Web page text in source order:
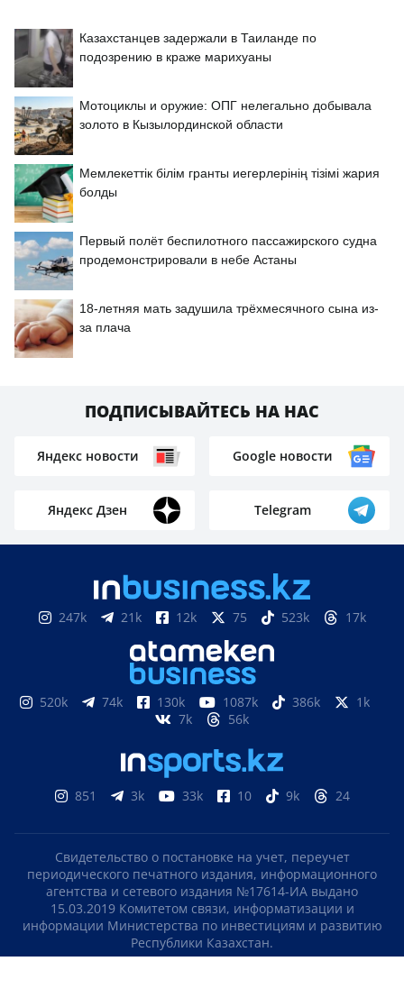
Казахстанцев задержали в Таиланде по
подозрению в краже марихуаны
Мотоциклы и оружие: ОПГ нелегально добывала
золото в Кызылординской области
Мемлекеттік білім гранты иегерлерінің тізімі жария
болды
Первый полёт беспилотного пассажирского судна
продемонстрировали в небе Астаны
18-летняя мать задушила трёхмесячного сына из-
за плача
ПОДПИСЫВАЙТЕСЬ НА НАС
Яндекс новости Google новости
Яндекс Дзен Telegram
247k 21k 12k 75 523k 17k
520k 74k 130k 1087k 386k
1k
7k
56k
851 3k 33k 10 9k 24
Свидетельство о постановке на учет, переучет
периодического печатного издания, информационного
агентства и сетевого издания №17614-ИА выдано
15.03.2019 Комитетом связи, информатизации и
информации Министерства по инвестициям и развитию
Республики Казахстан.